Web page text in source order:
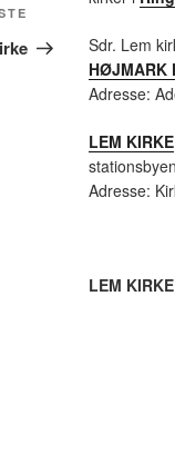
indlæg
Sdr. Lem
HØJMARK
Adresse:
LEM KIRKE
Adresse:
LEM KIRKE